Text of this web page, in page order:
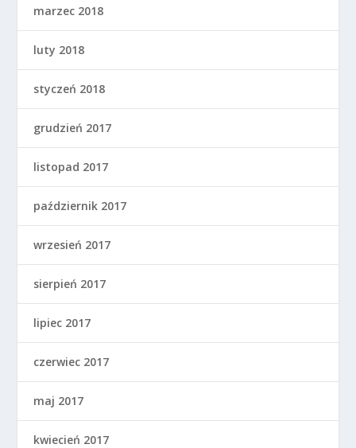
marzec 2018
luty 2018
styczeń 2018
grudzień 2017
listopad 2017
październik 2017
wrzesień 2017
sierpień 2017
lipiec 2017
czerwiec 2017
maj 2017
kwiecień 2017